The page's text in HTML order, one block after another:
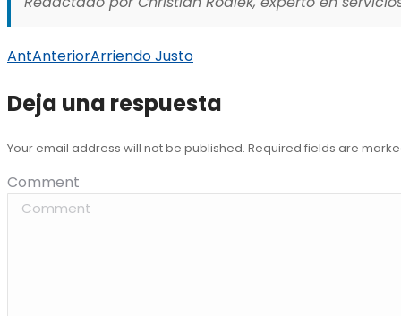
AntAnteriorArriendo Justo
Deja una respuesta
Your email address will not be published. Required fields are
Comment